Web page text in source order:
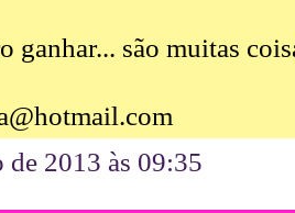
ganhar... são muitas
de 2013 às 09:35